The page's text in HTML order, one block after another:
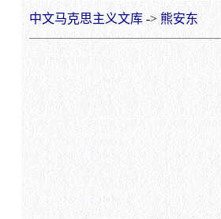
中文马克思主义文库-> 熊安东